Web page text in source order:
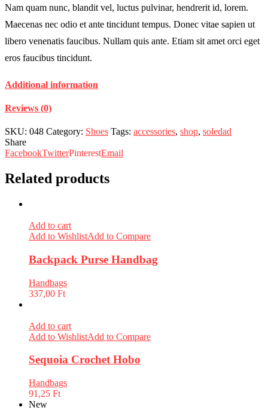
Nam quam nunc, blandit vel, luctus pulvinar, hendrerit id, lorem.
Maecenas nec odio et ante tincidunt tempus. Donec vitae sapien ut
libero venenatis faucibus. Nullam quis ante. Etiam sit amet orci eget
eros faucibus tincidunt.
Additional information
Reviews (0)
SKU: 048 Category: Shoes Tags: accessories, shop, soledad
Share
FacebookTwitterPinterestEmail
Related products
Add to cart
Add to WishlistAdd to Compare
Backpack Purse Handbag
Handbags
337,00 Ft
Add to cart
Add to WishlistAdd to Compare
Sequoia Crochet Hobo
Handbags
91,25 Ft
New